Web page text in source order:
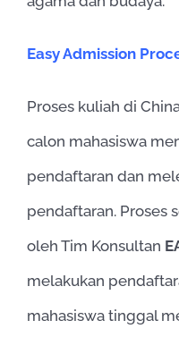
Easy Admission
Proses kuliah di
calon mahasiswa
pendaftaran dan
pendaftaran. Proses
oleh Tim Konsultan
melakukan
mahasiswa tinggal